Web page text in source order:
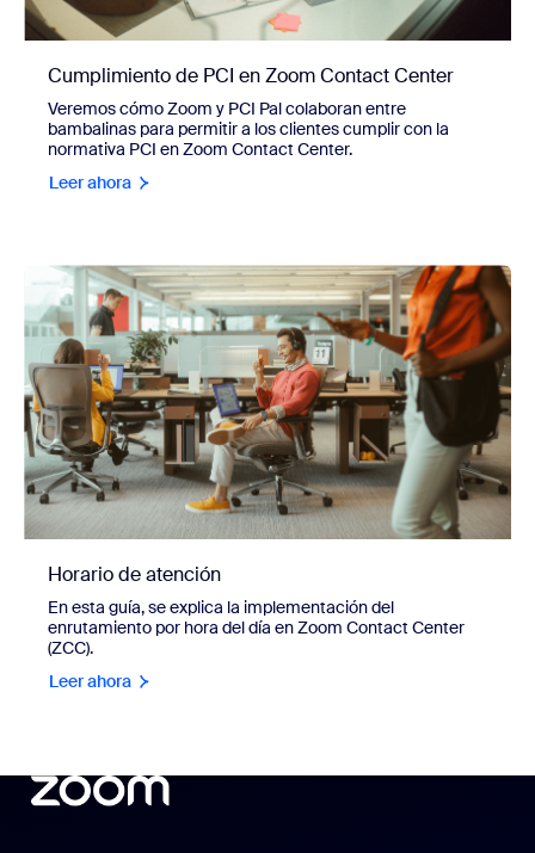
Cumplimiento de PCI en Zoom Contact Center
Veremos cómo Zoom y PCI Pal colaboran entre
bambalinas para permitir a los clientes cumplir con la
normativa PCI en Zoom Contact Center.
Leer ahora
Horario de atención
En esta guía, se explica la implementación del
enrutamiento por hora del día en Zoom Contact Center
(ZCC).
Leer ahora